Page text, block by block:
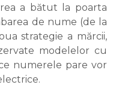
a bătut la poarta
de nume (de la
strategie a mărcii,
modelelor cu
numerele pare vor